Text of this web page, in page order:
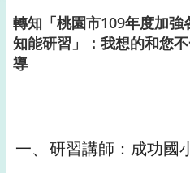
轉知「桃園市109年度加
知能研習」：我想的和您
導
一、 研習講師：成功國